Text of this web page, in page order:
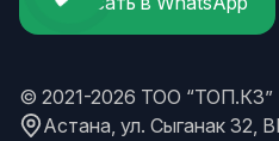
© 2021-2026 ТОО “ТОП.КЗ”
Астана, ул. Сыганак 32,